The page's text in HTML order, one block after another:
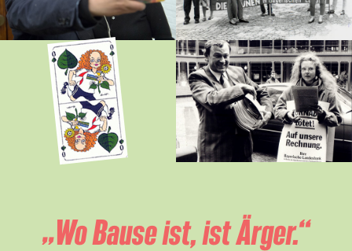
„Wo Bause ist, ist Ärger.“